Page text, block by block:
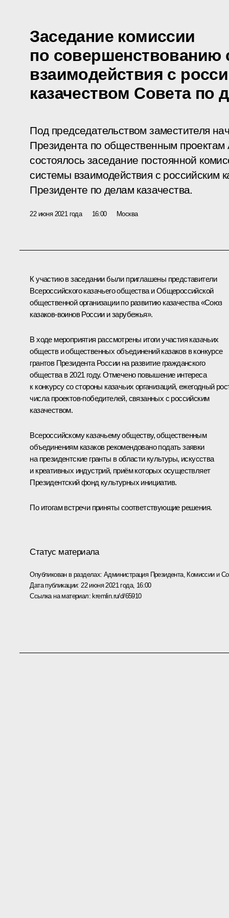
Заседание комиссии
по совершенствованию
взаимодействия с
казачеством Совета по
Под председательством заместителя
Президента по общественным проектам
состоялось заседание постоянной
системы взаимодействия с российским
Президенте по делам казачества.
22 июня 2021 года 16:00 Москва
К участию в заседании были приглашены представители
Всероссийского казачьего общества и Общероссийской
общественной организации по развитию казачества «Союз
казаков-воинов России и зарубежья».
В ходе мероприятия рассмотрены итоги участия казачьих
обществ и общественных объединений казаков в конкурсе
грантов Президента России на развитие гражданского
общества в 2021 году. Отмечено повышение интереса
к конкурсу со стороны казачьих организаций, ежегодный
числа проектов-победителей, связанных с российским
казачеством.
Всероссийскому казачьему обществу, общественным
объединениям казаков рекомендовано подать заявки
на президентские гранты в области культуры, искусства
и креативных индустрий, приём которых осуществляет
Президентский фонд культурных инициатив.
По итогам встречи приняты соответствующие решения.
Статус материала
Опубликован в разделах: Администрация Президента, Комиссии и
Дата публикации: 22 июня 2021 года, 16:00
Ссылка на материал: kremlin.ru/d/65910